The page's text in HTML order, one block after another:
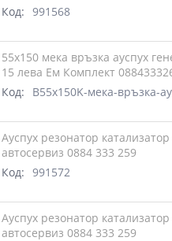
Код: 991568
55х150 мека връзка ауспух
15 лева Ем Комплект
Код:
B55x150K-мека-връзка-
Ауспух резонатор
автосервиз 0884 333 259
Код: 991572
Ауспух резонатор
автосервиз 0884 333 259